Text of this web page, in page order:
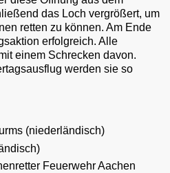
das Loch vergrößert, um
retten zu können. Am Ende
erfolgreich. Alle
einem Schrecken davon.
werden sie so
(niederländisch)
Feuerwehr Aachen